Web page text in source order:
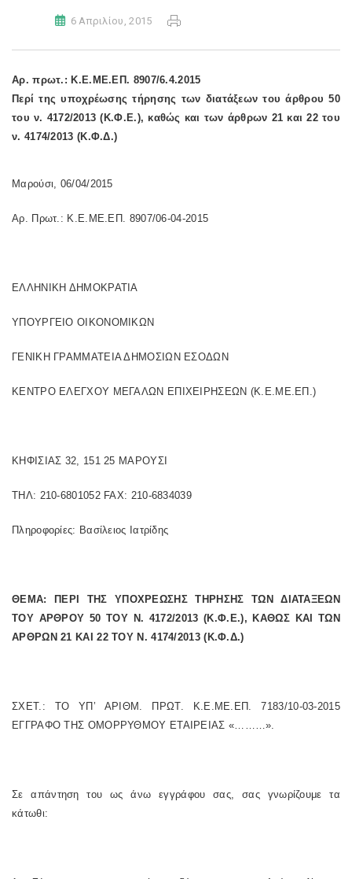
6 Απριλίου, 2015
Αρ. πρωτ.: Κ.Ε.ΜΕ.ΕΠ. 8907/6.4.2015
Περί της υποχρέωσης τήρησης των διατάξεων του άρθρου 50
του ν. 4172/2013 (Κ.Φ.Ε.), καθώς και των άρθρων 21 και 22 του
ν. 4174/2013 (Κ.Φ.Δ.)
Μαρούσι, 06/04/2015
Αρ. Πρωτ.: Κ.Ε.ΜΕ.ΕΠ. 8907/06-04-2015
ΕΛΛΗΝΙΚΗ ΔΗΜΟΚΡΑΤΙΑ
ΥΠΟΥΡΓΕΙΟ ΟΙΚΟΝΟΜΙΚΩΝ
ΓΕΝΙΚΗ ΓΡΑΜΜΑΤΕΙΑ ΔΗΜΟΣΙΩΝ ΕΣΟΔΩΝ
ΚΕΝΤΡΟ ΕΛΕΓΧΟΥ ΜΕΓΑΛΩΝ ΕΠΙΧΕΙΡΗΣΕΩΝ (Κ.Ε.ΜΕ.ΕΠ.)
ΚΗΦΙΣΙΑΣ 32, 151 25 ΜΑΡΟΥΣΙ
ΤΗΛ: 210-6801052 FAX: 210-6834039
Πληροφορίες: Βασίλειος Ιατρίδης
ΘΕΜΑ: ΠΕΡΙ ΤΗΣ ΥΠΟΧΡΕΩΣΗΣ ΤΗΡΗΣΗΣ ΤΩΝ ΔΙΑΤΑΞΕΩΝ
ΤΟΥ ΑΡΘΡΟΥ 50 ΤΟΥ Ν. 4172/2013 (Κ.Φ.Ε.), ΚΑΘΩΣ ΚΑΙ ΤΩΝ
ΑΡΘΡΩΝ 21 ΚΑΙ 22 ΤΟΥ Ν. 4174/2013 (Κ.Φ.Δ.)
ΣΧΕΤ.: ΤΟ ΥΠ’ ΑΡΙΘΜ. ΠΡΩΤ. Κ.Ε.ΜΕ.ΕΠ. 7183/10-03-2015
ΕΓΓΡΑΦΟ ΤΗΣ ΟΜΟΡΡΥΘΜΟΥ ΕΤΑΙΡΕΙΑΣ «………».
Σε απάντηση του ως άνω εγγράφου σας, σας γνωρίζουμε τα
κάτωθι: